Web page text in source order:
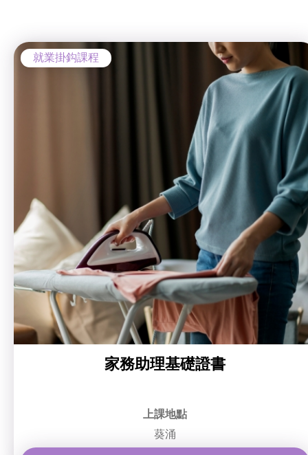
ERB服務點
就業及求職
特別服務項目
最新消息
服務單位及聯絡
新來港人士課程
就業掛鈎課程
家務助理基礎證書
上課地點
葵涌